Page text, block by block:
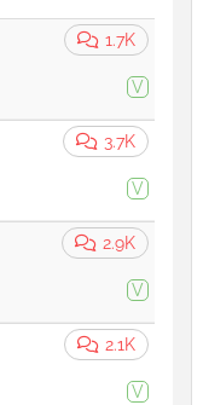
1.7K
V
3.7K
V
2.9K
V
2.1K
V